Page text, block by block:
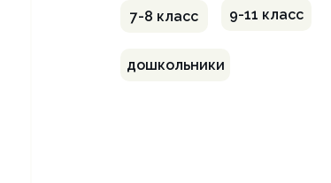
дошкольники
9-11 класс
7-8 класс